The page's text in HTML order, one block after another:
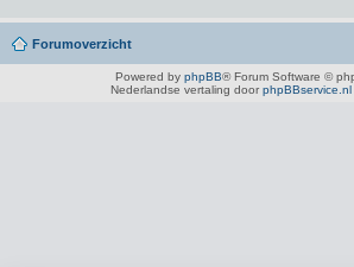
Forumoverzicht
Powered by phpBB® Forum Software ©
Nederlandse vertaling door phpBBservice.nl